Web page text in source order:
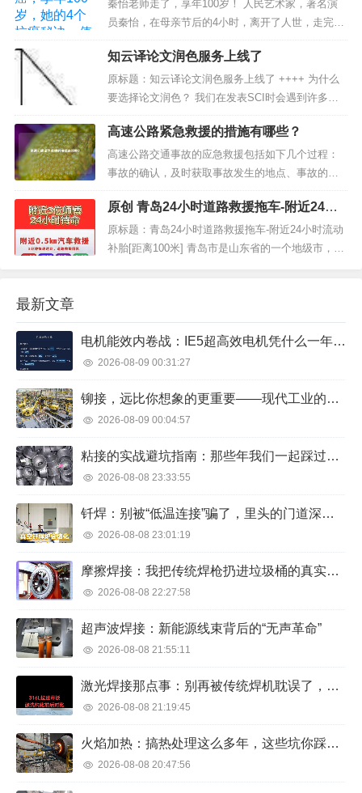
所以一动就要改代码，所以在我家经常能看到我几
个屋子乱转，不停的进行自动化的测试和跑回书...
秦怡老师走了，享年100岁！ 人民艺术家，著名演
员秦怡，在母亲节后的4小时，离开了人世，走完了
她精彩的一生。年轻时她投身抗日，中年时战胜了
“肠癌”这个恶魔，老年时以93岁高龄登上海拔近4000
米的高原拍戏，被人们称为“最美100后”，她的一生
曲折、美丽又传奇。 很...
知云译论文润色服务上线了
原标题：知云译论文润色服务上线了 ++++ 为什么
要选择论文润色？ 我们在发表SCI时会遇到许多问
题，其中，语言方面的问题可能是被提及次数最多
的。因为投稿SCI时，需要用到英文。 中文能表达
明白，换到用英文来表达时就有些力不从心。语
法、时态等已经算是小...
高速公路紧急救援的措施有哪些？
高速公路交通事故的应急救援包括如下几个过程：
事故的确认，及时获取事故发生的地点、事故的类
型、事故的规模等信息；事故救援力量的组成；有
关人员到达现场；受伤人员救护；事故现场取证；
事故现场清理；现场恢复等过程。高速公路交通事
故紧急救援体系的根本任务就是及时获取发生交
原创 青岛24小时道路救援拖车-附近24小
时流动补胎[距离100米]
原标题：青岛24小时道路救援拖车-附近24小时流动
补胎[距离100米] 青岛市是山东省的一个地级市，下
度市、胶南市则是县级市，即相当于县级行政单
位。...
最新文章
电机能效内卷战：IE5超高效电机凭什么一年省下几十万？
2026-08-09 00:31:27
铆接，远比你想象的更重要——现代工业的隐形骨架
2026-08-09 00:04:57
粘接的实战避坑指南：那些年我们一起踩过的胶水雷区
2026-08-08 23:33:55
钎焊：别被“低温连接”骗了，里头的门道深着呢
2026-08-08 23:01:19
摩擦焊接：我把传统焊枪扔进垃圾桶的真实经历
2026-08-08 22:27:58
超声波焊接：新能源线束背后的“无声革命”
2026-08-08 21:55:11
激光焊接那点事：别再被传统焊机耽误了，懂行的都在用这个
2026-08-08 21:19:45
火焰加热：搞热处理这么多年，这些坑你踩过吗？
2026-08-08 20:47:56